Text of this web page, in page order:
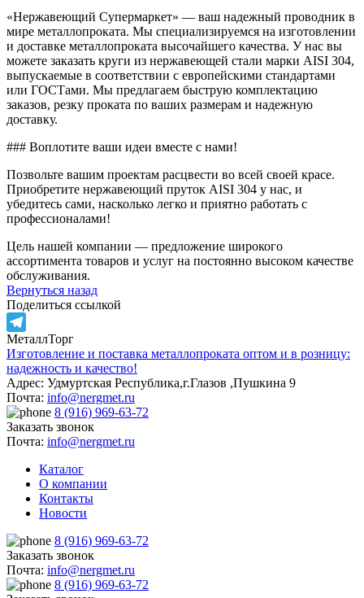
«Нержавеющий Супермаркет» — ваш надежный проводник в
мире металлопроката. Мы специализируемся на изготовлении
и доставке металлопроката высочайшего качества. У нас вы
можете заказать круги из нержавеющей стали марки AISI 304,
выпускаемые в соответствии с европейскими стандартами
или ГОСТами. Мы предлагаем быструю комплектацию
заказов, резку проката по ваших размерам и надежную
доставку.
### Воплотите ваши идеи вместе с нами!
Позвольте вашим проектам расцвести во всей своей красе.
Приобретите нержавеющий пруток AISI 304 у нас, и
убедитесь сами, насколько легко и приятно работать с
профессионалами!
Цель нашей компании — предложение широкого
ассортимента товаров и услуг на постоянно высоком качестве
обслуживания.
Вернуться назад
Поделиться ссылкой
Telegram
МеталлТорг
Изготовление и поставка металлопроката оптом и в розницу:
надежность и качество!
Адрес: Удмуртская Республика,г.Глазов ,Пушкина 9
Почта: info@nergmet.ru
8 (916) 969-63-72
Заказать звонок
Почта: info@nergmet.ru
Каталог
О компании
Контакты
Новости
8 (916) 969-63-72
Заказать звонок
Почта: info@nergmet.ru
8 (916) 969-63-72